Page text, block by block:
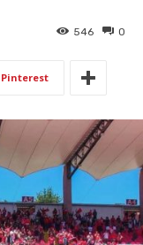
0
546
Pinterest